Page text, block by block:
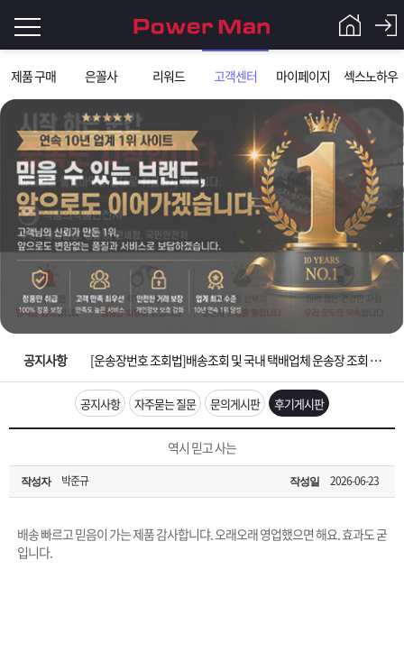
제품 구매 은꼴사 리워드 고객센터 마이페이지 섹스노하우
그
인
이
필
요
니
로
Q&A
파
워
맨
제
품
은
노
하
객
센
마
이
주
공지사항
입금확인이 안되는 상황을 대비해 꼭 입금후 고객센터 연락바랍니다.
[2026구정 연휴]설 연휴 배송 및 휴무 안내
[운송장번호 조회법]배송조회 및 국내 택배업체 운송장 조회 하는법
[ios앱 오픈]아이폰 고객 앱설치 가능합니다.
[무인택배함 이용 안내] 집 밖에 주소로 택배 받기
입금확인이 안되는 상황을 대비해 꼭 입금후 고객센터 연락바랍니다.
[2026구정 연휴]설 연휴 배송 및 휴무 안내
공지사항 자주묻는 질문 문의게시판 후기게시판
역시 믿고 사는
작성자 박준규 작성일 2026-06-23
배송 빠르고 믿음이 가는 제품 감사합니댜. 오래오래 영업했으면 해요. 효과도 굳
입니다.